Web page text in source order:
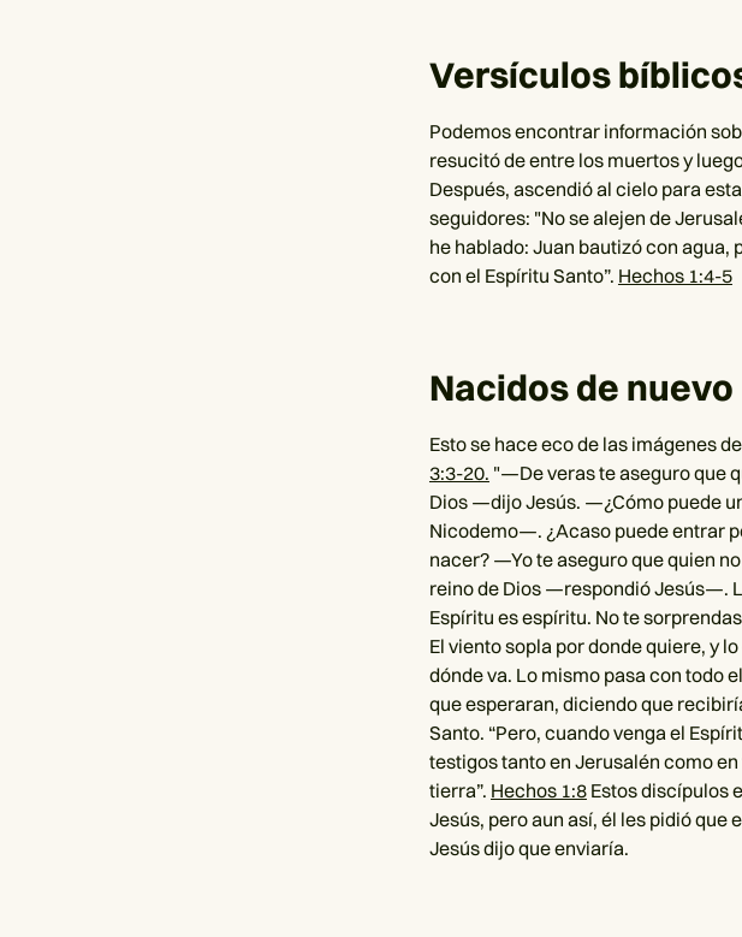
Versículos
Podemos encontrar información
resucitó de entre los muertos y
Después, ascendió al cielo para
seguidores: "No se alejen de
he hablado: Juan bautizó con
con el Espíritu Santo”. Hechos 1:4-5
Nacidos de nuevo
Esto se hace eco de las imágenes
3:3-20. "—De veras te aseguro que
Dios —dijo Jesús. —¿Cómo puede
Nicodemo—. ¿Acaso puede entrar
nacer? —Yo te aseguro que quien
reino de Dios —respondió Jesús—.
Espíritu es espíritu. No te
El viento sopla por donde quiere, y
dónde va. Lo mismo pasa con todo
que esperaran, diciendo que
Santo. “Pero, cuando venga el
testigos tanto en Jerusalén como
tierra”. Hechos 1:8Estos discípulos
Jesús, pero aun así, él les pidió que
Jesús dijo que enviaría.